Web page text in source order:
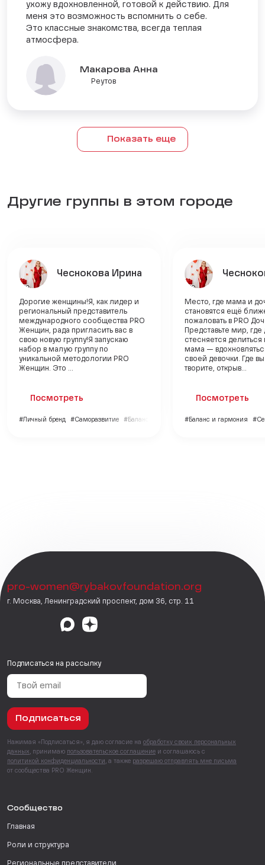
ухожу вдохновленной, готовой к действию. Для
меня это возможность вспомнить о себе.
Это классные знакомства, всегда теплая
атмосфера.
Макарова Анна
Реутов
Показать еще
Другие группы в этом городе
Чеснокова Ирина
Дорогие женщины!Я, как лидер и
региональный представитель
международного сообщества PRO
Женщин, рада пригласить вас в
свою новую группу!Я запускаю
набор в малую группу по
уникальной методологии PRO
Женщин. Это ...
Посмотреть
#Личный бренд #Саморазвитие #Баланс и гармония
Место, где мама и
становятся ещё
пожаловать в PRO
Представьте мир, где
стесняется
мама —
своей девочки. Где
творите, открыв...
Посмотреть
#Баланс и гармония
pro-women@rybakovfoundation.org
г. Москва, Ленинградский проспект, дом 36, стр. 11
Подписаться на рассылку
Подписаться
Нажимая «Подписаться», я даю согласие на обработку своих персональных
данных , принимаю пользовательское соглашение и соглашаюсь с
политикой конфиденциальности , а также разрешаю отправлять мне письма
от сообщества PRO Женщин.
Сообщество
Главная
Роли и структура